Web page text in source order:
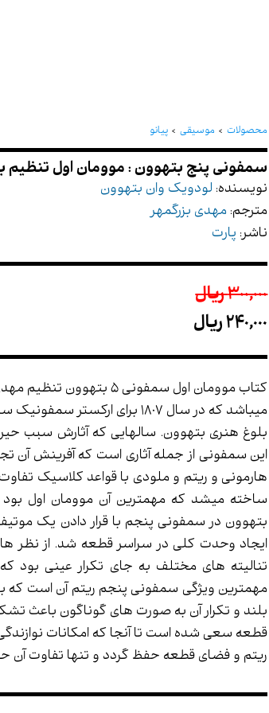
محصولات موسیقی پیانو
نویسنده: لودویک وان بتهوون
مترجم: مهدی بزرگمهر
ناشر: پارت
300,000 ريال
240,000 ريال
میباشد که در سال 1807 برای
بلوغ هنری بتهوون. سالهایی که آثارش سبب
این سمفونی از جمله آثاری است که آفرینش آن
ساخته میشد که مهمترین آن موومان اول
بتهوون در سمفونی پنجم با قرار دادن یک
ایجاد وحدت کلی در سراسر قطعه شد. از نظر
تنالیته های مختلف به جای تکرار عینی بود
مهمترین ویژگی سمفونی پنجم ریتم آن است
بلند و تکرار آن به صورت های گوناگون باعث
قطعه سعی شده است تا آنجا که امکانات
ریتم و فضای قطعه حفظ گردد و تنها تفاوت آن